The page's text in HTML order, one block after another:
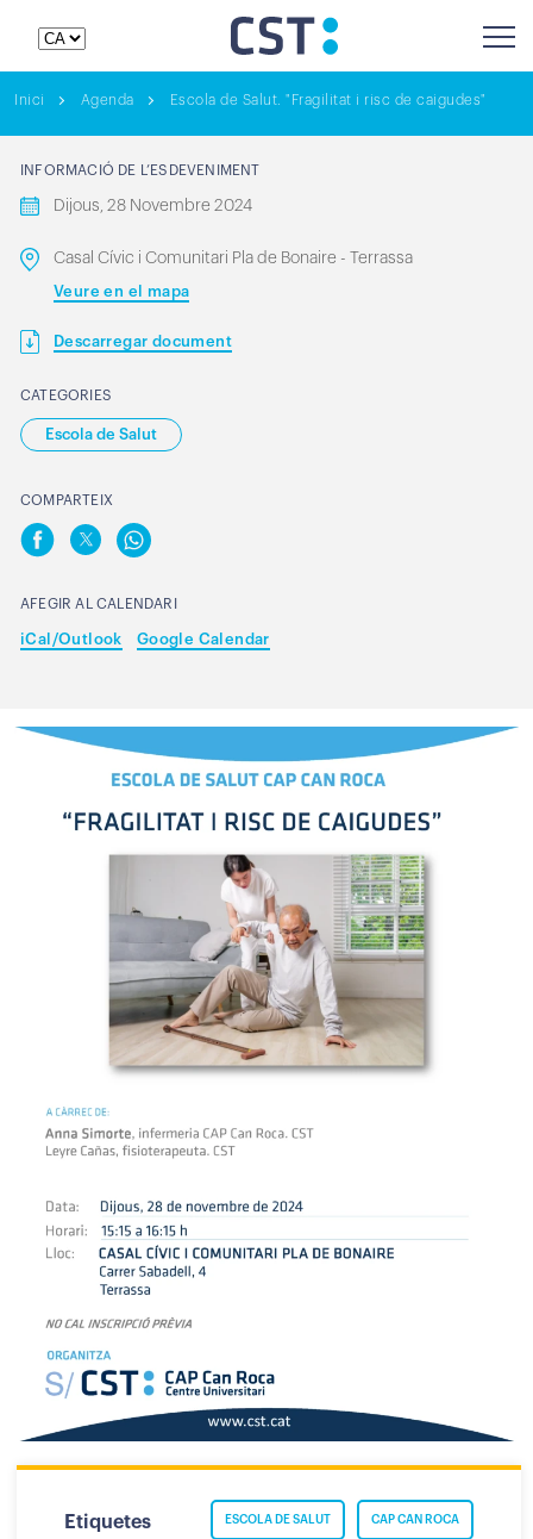
Inici Agenda Escola de Salut. "Fragilitat i risc de caigudes"
INFORMACIÓ DE L’ESDEVENIMENT
Dijous, 28 Novembre 2024
Casal Cívic i Comunitari Pla de Bonaire - Terrassa
Veure en el mapa
Descarregar document
CATEGORIES
Escola de Salut
COMPARTEIX
AFEGIR AL CALENDARI
iCal/Outlook Google Calendar
Etiquetes CAP CAN ROCA
ESCOLA DE SALUT